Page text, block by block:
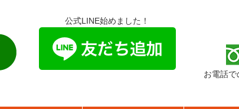
公式LINE始めました！
お電話で